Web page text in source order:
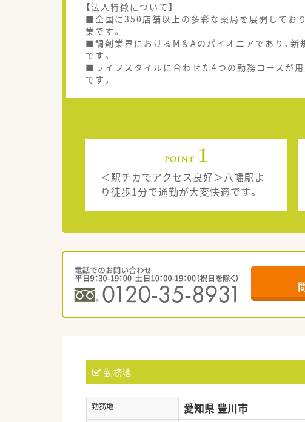
【法人特徴について】
■全国に350店舗以上の多彩な薬局を展開してお
業です。
■調剤業界におけるM＆Aのパイオニアであり、
です。
■ライフスタイルに合わせた4つの勤務コースが
です。
＜駅チカでアクセス良好＞八幡駅よ
り徒歩1分で通勤が大変快適です。
勤務地
勤務地 愛知県 豊川市